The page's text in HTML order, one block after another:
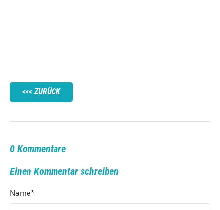
ZURÜCK
0 Kommentare
Einen Kommentar schreiben
Name*